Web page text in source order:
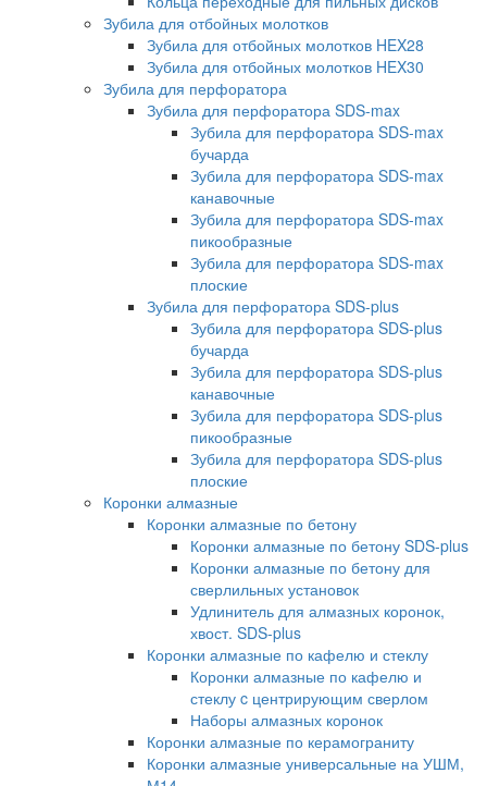
Зубила для отбойных молотков
Зубила для отбойных молотков HEX28
Зубила для отбойных молотков HEX30
Зубила для перфоратора
Зубила для перфоратора SDS-max
Зубила для перфоратора SDS-max
бучарда
Зубила для перфоратора SDS-max
канавочные
Зубила для перфоратора SDS-max
пикообразные
Зубила для перфоратора SDS-max
плоские
Зубила для перфоратора SDS-plus
Зубила для перфоратора SDS-plus
бучарда
Зубила для перфоратора SDS-plus
канавочные
Зубила для перфоратора SDS-plus
пикообразные
Зубила для перфоратора SDS-plus
плоские
Коронки алмазные
Коронки алмазные по бетону
Коронки алмазные по бетону SDS-plus
Коронки алмазные по бетону для
сверлильных установок
Удлинитель для алмазных коронок,
хвост. SDS-plus
Коронки алмазные по кафелю и стеклу
Коронки алмазные по кафелю и
стеклу c центрирующим сверлом
Наборы алмазных коронок
Коронки алмазные по керамограниту
Коронки алмазные универсальные на УШМ,